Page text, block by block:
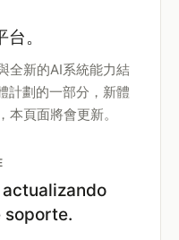
。
全新的AI系統能力結
計劃的一部分，新體
頁面將會更新。
soporte.